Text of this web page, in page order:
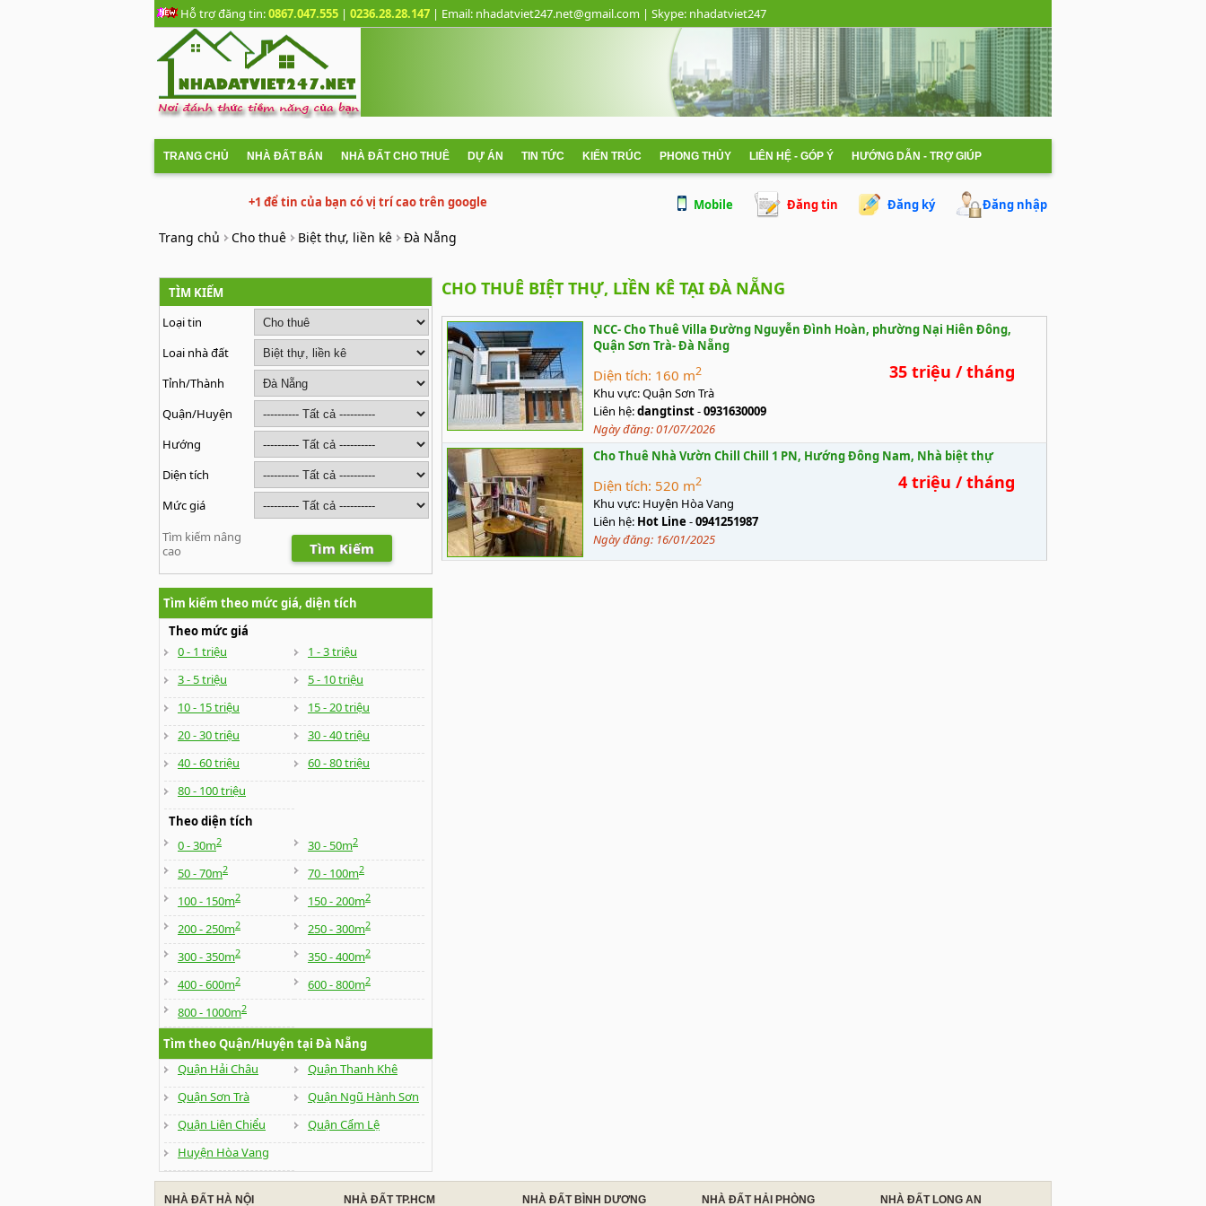
Hỗ trợ đăng tin:0867.047.555 | 0236.28.28.147 | Email: nhadatviet247.net@gmail.com | Skype: nhadatviet247
TRANG CHỦ NHÀ ĐẤT BÁN NHÀ ĐẤT CHO THUÊ DỰ ÁN TIN TỨC KIẾN TRÚC PHONG THỦY LIÊN HỆ - GÓP Ý HƯỚNG DẪN - TRỢ GIÚP
+1 để tin của bạn có vị trí cao trên google Mobile Đăng tin Đăng ký Đăng nhập
Trang chủ Cho thuê Biệt thự, liền kê Đà Nẵng
TÌM KIẾM
Loại tin
Loai nhà đất
Tỉnh/Thành
Quận/Huyện
Hướng
Diện tích
Mức giá
Tìm kiếm nâng
cao
Tìm Kiếm
Tìm kiếm theo mức giá, diện tích
Theo mức giá
0 - 1 triệu
1 - 3 triệu
3 - 5 triệu
5 - 10 triệu
10 - 15 triệu
15 - 20 triệu
20 - 30 triệu
30 - 40 triệu
40 - 60 triệu
60 - 80 triệu
80 - 100 triệu
Theo diện tích
0 - 30m2 30 - 50m2
50 - 70m2 70 - 100m2
100 - 150m2 150 - 200m2
200 - 250m2 250 - 300m2
300 - 350m2 350 - 400m2
400 - 600m2 600 - 800m2
800 - 1000m2
Tìm theo Quận/Huyện tại Đà Nẵng
Quận Hải Châu
Quận Thanh Khê
Quận Sơn Trà
Quận Ngũ Hành Sơn
Quận Liên Chiểu
Quận Cẩm Lệ
Huyện Hòa Vang
CHO THUÊ BIỆT THỰ, LIỀN KÊ TẠI ĐÀ NẴNG
NCC- Cho Thuê Villa Đường Nguyễn Đình Hoàn, phường Nại Hiên Đông,
Quận Sơn Trà- Đà Nẵng
Diện tích: 160 m2 35 triệu / tháng
Khu vực:Quận Sơn Trà
Liên hệ:dangtinst-0931630009
Ngày đăng:01/07/2026
Cho Thuê Nhà Vườn Chill Chill 1 PN, Hướng Đông Nam, Nhà biệt thự
Diện tích: 520 m2 4 triệu / tháng
Khu vực: Huyện Hòa Vang
Liên hệ: Hot Line-0941251987
Ngày đăng: 16/01/2025
NHÀ ĐẤT HÀ NỘI NHÀ ĐẤT TP.HCM NHÀ ĐẤT BÌNH DƯƠNG NHÀ ĐẤT HẢI PHÒNG NHÀ ĐẤT LONG AN